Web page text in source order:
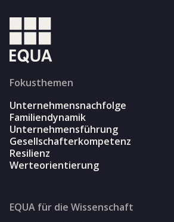
Fokusthemen
Unternehmensnachfolge
Familiendynamik
Unternehmensführung
Gesellschafterkompetenz
Resilienz
Werteorientierung
EQUA für die Wissenschaft